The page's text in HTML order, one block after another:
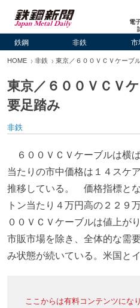
電
鉄鋼 非鉄 市
HOME 非鉄 東京／６００ＶＣＶケーブ
東京／６００ＶＣＶ
要足踏み
非鉄
６００ＶＣＶケーブルは横
当たりの市中価格は１４スケ
推移している。 価格指標と
トン当たり４万円高の２２９
００ＶＣＶケーブルは値上
市販市場を除き、全体的な需
み状態が続いている。米国と
ここからは有料コンテンツにな